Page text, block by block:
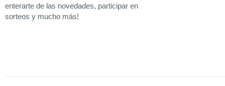
enterarte de las novedades, participar en
sorteos y mucho más!